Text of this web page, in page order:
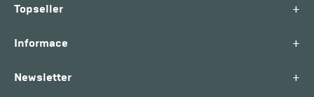
Topseller +
Informace +
Newsletter +